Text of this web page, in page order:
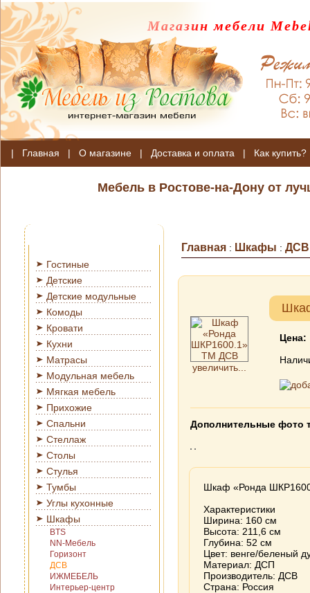
Магазин мебели
| Главная | О магазине | Доставка и оплата | Как купить?
Мебель в Ростове-на-Дону от
Гостиные
Детские
Детские модульные
Комоды
Кровати
Кухни
Матрасы
Модульная мебель
Мягкая мебель
Прихожие
Спальни
Стеллаж
Столы
Стулья
Тумбы
Углы кухонные
Шкафы
BTS
NN-Мебель
Горизонт
ДСВ
ИЖМЕБЕЛЬ
Интерьер-центр
Главная : Шкафы : ДСВ
увеличить...
Цена:
Дополнительные фото
Шкаф «Ронда
Характеристики
Ширина: 160 см
Высота: 211,6 см
Глубина: 52 см
Цвет: венге/беленый
Материал: ДСП
Производитель: ДСВ
Страна: Россия